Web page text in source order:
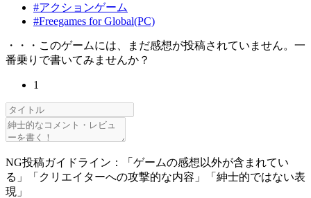
#アクションゲーム
#Freegames for Global(PC)
・・・このゲームには、まだ感想が投稿されていません。一
番乗りで書いてみませんか？
1
NG投稿ガイドライン：「ゲームの感想以外が含まれてい
る」「クリエイターへの攻撃的な内容」「紳士的ではない表
現」